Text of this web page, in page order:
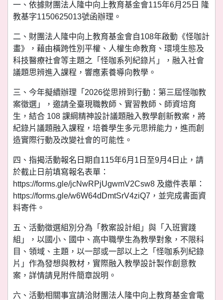
一、依據財團法人隆中向上教育基金會115年6月25日 隆
教基字1150625013號函辦理。
二、財團法人隆中向上教育基金會自108年啟動《怪咖計
畫》，藉由橫跨性別平權、人權生命教育、環境生態及
科技醫療社會等主題之「怪咖系列紀錄片」，融入社會
議題思辨進入課程，響應素養導向教學。
三、今年擬續辦理「2026從思辨到行動：第三屆怪咖教
案徵選」，邀請全臺現職教師、實習教師、師資培育
生，結合 108 課綱精神設計議題融入教學創新教案，將
紀錄片議題融入課程，培養學生多元思辨能力，進而創
造實際行動及改變社會的可能性。
四、指揭活動報名日期自115年6月1日至9月4日止，請
於截止日前填寫報名表單：
https://forms.gle/jcNwRPjUgwmV2Csw8 及繳件表單：
https://forms.gle/w6W64dDmtSrV4ziQ7，並完成書面資
料寄件。
五、活動徵選組別分為「教案設計組」與「入班實踐
組」，以國小、國中、高中職學生為教學對象，不限科
目、領域、主題，以一部或一部以上之「怪咖系列紀錄
片」作為發想與教材，實際融入教學設計製作創意教
案，詳情請見附件簡章說明。
六、活動相關事宜請洽財團法人隆中向上教育基金會電